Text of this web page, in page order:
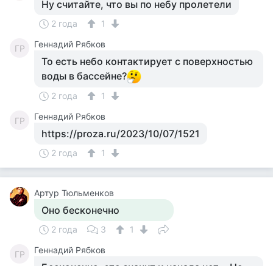
Ну считайте, что вы по небу пролетели
2 года 1
ГР Геннадий Рябков
То есть небо контактирует с поверхностью
воды в бассейне?
2 года 1
ГР Геннадий Рябков
https://proza.ru/2023/10/07/1521
2 года 1
Артур Тюльменков
Оно бесконечно
2 года 3 1
ГР Геннадий Рябков